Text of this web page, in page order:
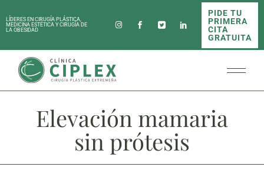
LÍDERES EN CIRUGÍA PLÁSTICA,
MEDICINA ESTÉTICA Y CIRUGÍA DE
LA OBESIDAD
PIDE TU
PRIMERA
CITA
GRATUITA
Elevación mamaria
sin prótesis